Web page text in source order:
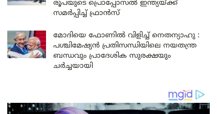
രൂപയുടെ പ്രൊപ്പോസൽ ഇന്ത്യയ്ക്ക്
സമർപ്പിച്ച് ഫ്രാൻസ്
മോദിയെ ഫോണിൽ വിളിച്ച് നെതന്യാഹു :
പശ്ചിമേഷ്യൻ പ്രതിസന്ധിയിലെ നയതന്ത്ര
ബന്ധവും പ്രാദേശിക സുരക്ഷയും
ചർച്ചയായി